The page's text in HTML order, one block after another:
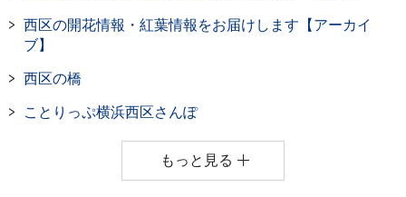
西区の開花情報・紅葉情報をお届けします【アーカイ
ブ】
西区の橋
ことりっぷ横浜西区さんぽ
もっと見る